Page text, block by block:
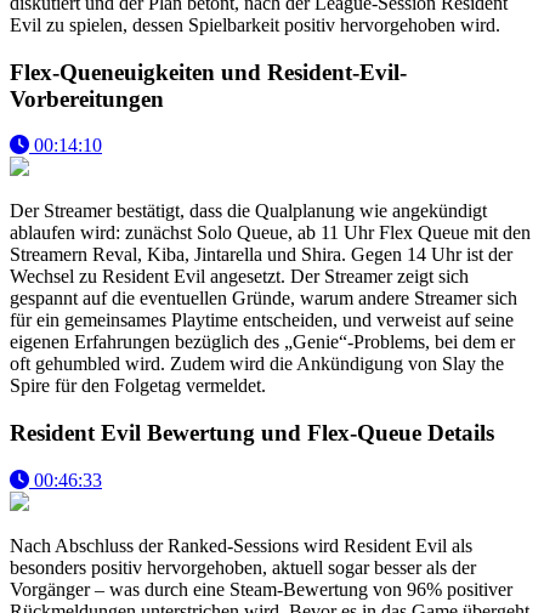
Evil zu spielen, dessen Spielbarkeit positiv hervorgehoben wird.
Flex-Queneuigkeiten und Resident-Evil-
Vorbereitungen
00:14:10
Der Streamer bestätigt, dass die Qualplanung wie angekündigt
ablaufen wird: zunächst Solo Queue, ab 11 Uhr Flex Queue mit den
Streamern Reval, Kiba, Jintarella und Shira. Gegen 14 Uhr ist der
Wechsel zu Resident Evil angesetzt. Der Streamer zeigt sich
gespannt auf die eventuellen Gründe, warum andere Streamer sich
für ein gemeinsames Playtime entscheiden, und verweist auf seine
eigenen Erfahrungen bezüglich des „Genie“-Problems, bei dem er
oft gehumbled wird. Zudem wird die Ankündigung von Slay the
Spire für den Folgetag vermeldet.
Resident Evil Bewertung und Flex-Queue Details
00:46:33
Nach Abschluss der Ranked-Sessions wird Resident Evil als
besonders positiv hervorgehoben, aktuell sogar besser als der
Vorgänger – was durch eine Steam-Bewertung von 96% positiver